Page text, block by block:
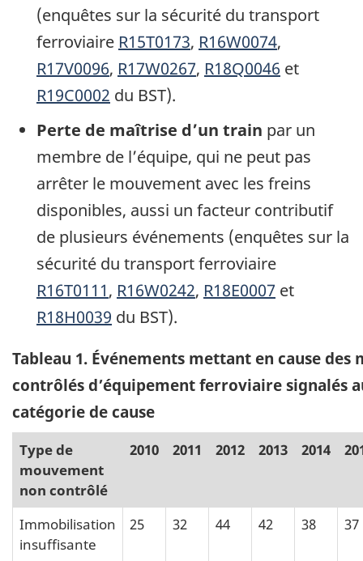
(enquêtes sur la sécurité du transport
ferroviaire R15T0173, R16W0074,
R17V0096, R17W0267, R18Q0046 et
R19C0002 du BST).
Perte de maîtrise d’un train par un
membre de l’équipe, qui ne peut pas
arrêter le mouvement avec les freins
disponibles, aussi un facteur contributif
de plusieurs événements (enquêtes sur la
sécurité du transport ferroviaire
R16T0111, R16W0242, R18E0007 et
R18H0039 du BST).
Tableau 1. Événements mettant en cause
contrôlés d’équipement ferroviaire signalés
catégorie de cause
Type de
mouvement
non contrôlé
2010 2011 2012 2013 2014
Immobilisation
insuffisante
25 32 44 42 38 37